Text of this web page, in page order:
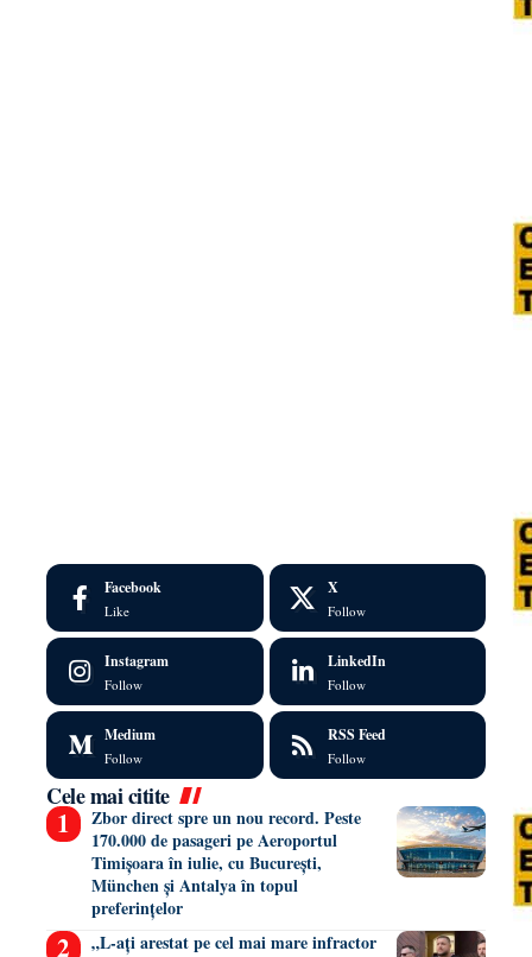
Facebook
Like
X
Follow
Instagram
Follow
LinkedIn
Follow
Medium
Follow
RSS Feed
Follow
Cele mai citite
Zbor direct spre un nou record. Peste
170.000 de pasageri pe Aeroportul
Timișoara în iulie, cu București,
München și Antalya în topul
preferințelor
„L-ați arestat pe cel mai mare infractor